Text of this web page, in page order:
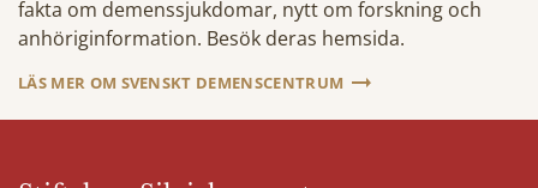
fakta om demenssjukdomar, nytt om forskning och
anhöriginformation. Besök deras hemsida.
LÄS MER OM SVENSKT DEMENSCENTRUM